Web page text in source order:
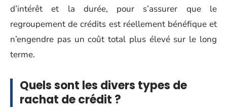
d’intérêt et la durée, pour s’assurer que le
regroupement de crédits est réellement bénéfique et
n’engendre pas un coût total plus élevé sur le long
terme.
Quels sont les divers types de
rachat de crédit ?